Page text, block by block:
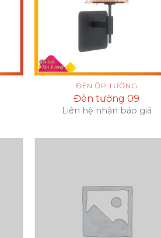
ĐÈN ỐP TƯỜNG
Đèn tường 09
Liên hệ nhận báo giá